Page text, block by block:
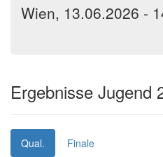
Wien, 13.06.2026 -
Ergebnisse Jugend
Qual. Finale